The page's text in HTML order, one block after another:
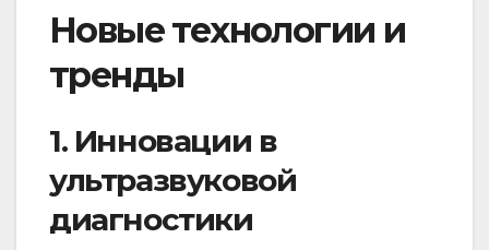
Новые технологии и
тренды
1. Инновации в
ультразвуковой
диагностики